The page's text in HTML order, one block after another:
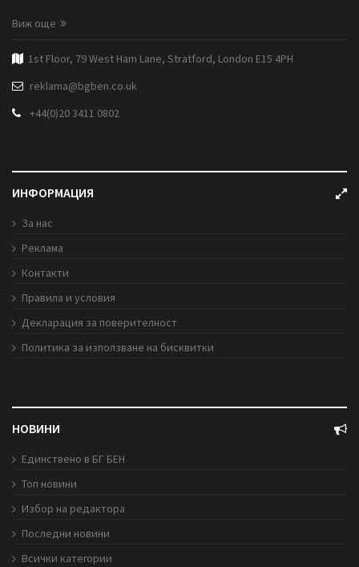
Виж още
1st Floor, 79 West Ham Lane, Stratford, London E15 4PH
reklama@bgben.co.uk
+44(0)20 3411 0802
ИНФОРМАЦИЯ
За нас
Реклама
Контакти
Правила и условия
Декларация за поверителност
Политика за използване на бисквитки
НОВИНИ
Единствено в БГ БЕН
Топ новини
Избор на редактора
Последни новини
Всички категории